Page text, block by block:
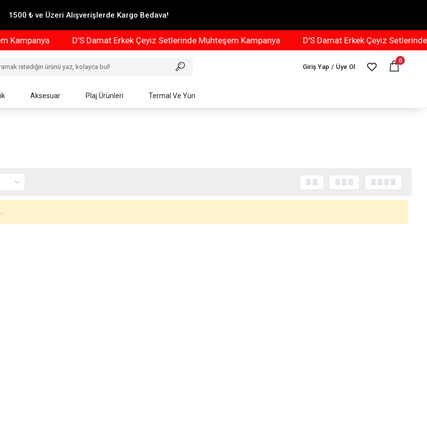
1500 ₺ ve Üzeri Alışverişlerde Kargo Bedava!
D'S Damat Erkek Çeyiz Setlerinde Muhteşem Kampanya D'S Damat Erkek Çeyiz Setlerinde
Giriş Yap / Üye Ol
0
Aksesuar Plaj Ürünleri Termal Ve Yün